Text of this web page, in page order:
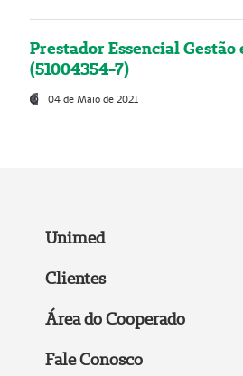
Prestador Essencial Gestão
(51004354-7)
04 de Maio de 2021
Unimed
Clientes
Área do Cooperado
Fale Conosco